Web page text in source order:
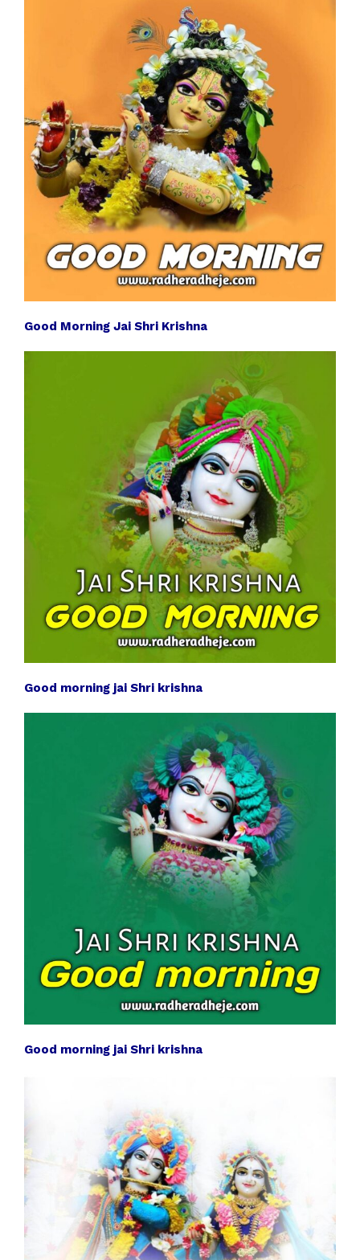
Good Morning Jai Shri Krishna
Good morning jai Shri krishna
Good morning jai Shri krishna